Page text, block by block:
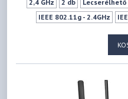
2,4 GHz 2 db
IEEE 802.11g - 2.4GHz